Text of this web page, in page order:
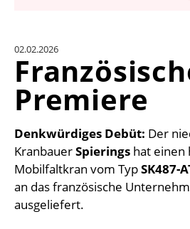
KONTAKT
02.02.2026
Premiere
Denkwürdiges Debüt: Der
KranbauerSpierings hat einen
Mobilfaltkran vom TypSK487-
an das französische
ausgeliefert.